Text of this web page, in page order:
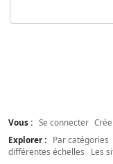
Vous : Se connecter
Explorer :
Par catégories
différentes échelles
Les